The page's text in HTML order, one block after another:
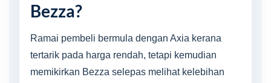
Bezza?
Ramai pembeli bermula dengan Axia kerana
tertarik pada harga rendah, tetapi kemudian
memikirkan Bezza selepas melihat kelebihan